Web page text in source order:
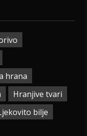
hrana
Hranjive tvari
bilje